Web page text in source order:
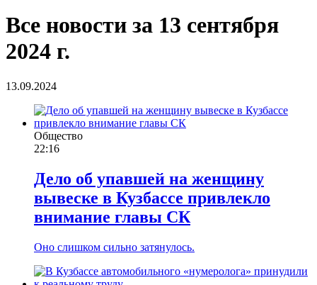
Все новости за 13 сентября
2024 г.
13.09.2024
Общество
22:16
Дело об упавшей на женщину
вывеске в Кузбассе привлекло
внимание главы СК
Оно слишком сильно затянулось.